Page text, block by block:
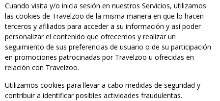
Cuando visita y/o inicia sesión en nuestros Servicios, utilizamos
las cookies de Travelzoo de la misma manera en que lo hacen
terceros y afiliados para acceder a su información y así poder
personalizar el contenido que ofrecemos y realizar un
seguimiento de sus preferencias de usuario o de su participación
en promociones patrocinadas por Travelzoo u ofrecidas en
relación con Travelzoo.
Utilizamos cookies para llevar a cabo medidas de seguridad y
contribuir a identificar posibles actividades fraudulentas.